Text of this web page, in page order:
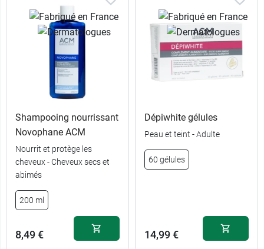
15,89 €
Shampooing nourrissant
Novophane ACM
Nourrit et protège les
cheveux - Cheveux secs et
abimés
200 ml
8,49 €
Dépiwhite gélules
Peau et teint - Adulte
60 gélules
14,99 €